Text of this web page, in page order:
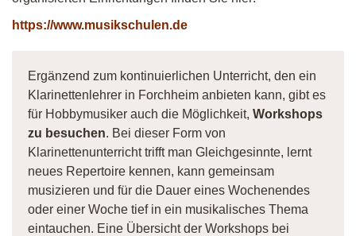
https://www.musikschulen.de
Ergänzend zum kontinuierlichen Unterricht, den ein
Klarinettenlehrer in Forchheim anbieten kann, gibt es
für Hobbymusiker auch die Möglichkeit, Workshops
zu besuchen. Bei dieser Form von
Klarinettenunterricht trifft man Gleichgesinnte, lernt
neues Repertoire kennen, kann gemeinsam
musizieren und für die Dauer eines Wochenendes
oder einer Woche tief in ein musikalisches Thema
eintauchen. Eine Übersicht der Workshops bei